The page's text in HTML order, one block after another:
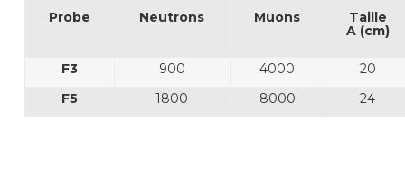
Probe Neutrons Muons
Taille
A (cm)
F3 900 4000
20
F5
1800 8000 24